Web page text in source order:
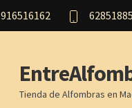
916516162
Ir
a
la
Ir
al
contenido
Tienda de Alfombras en